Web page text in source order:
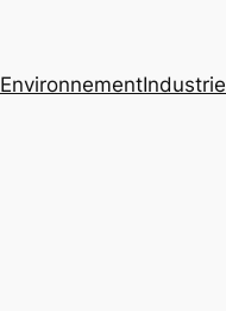
EnvironnementIndustrie